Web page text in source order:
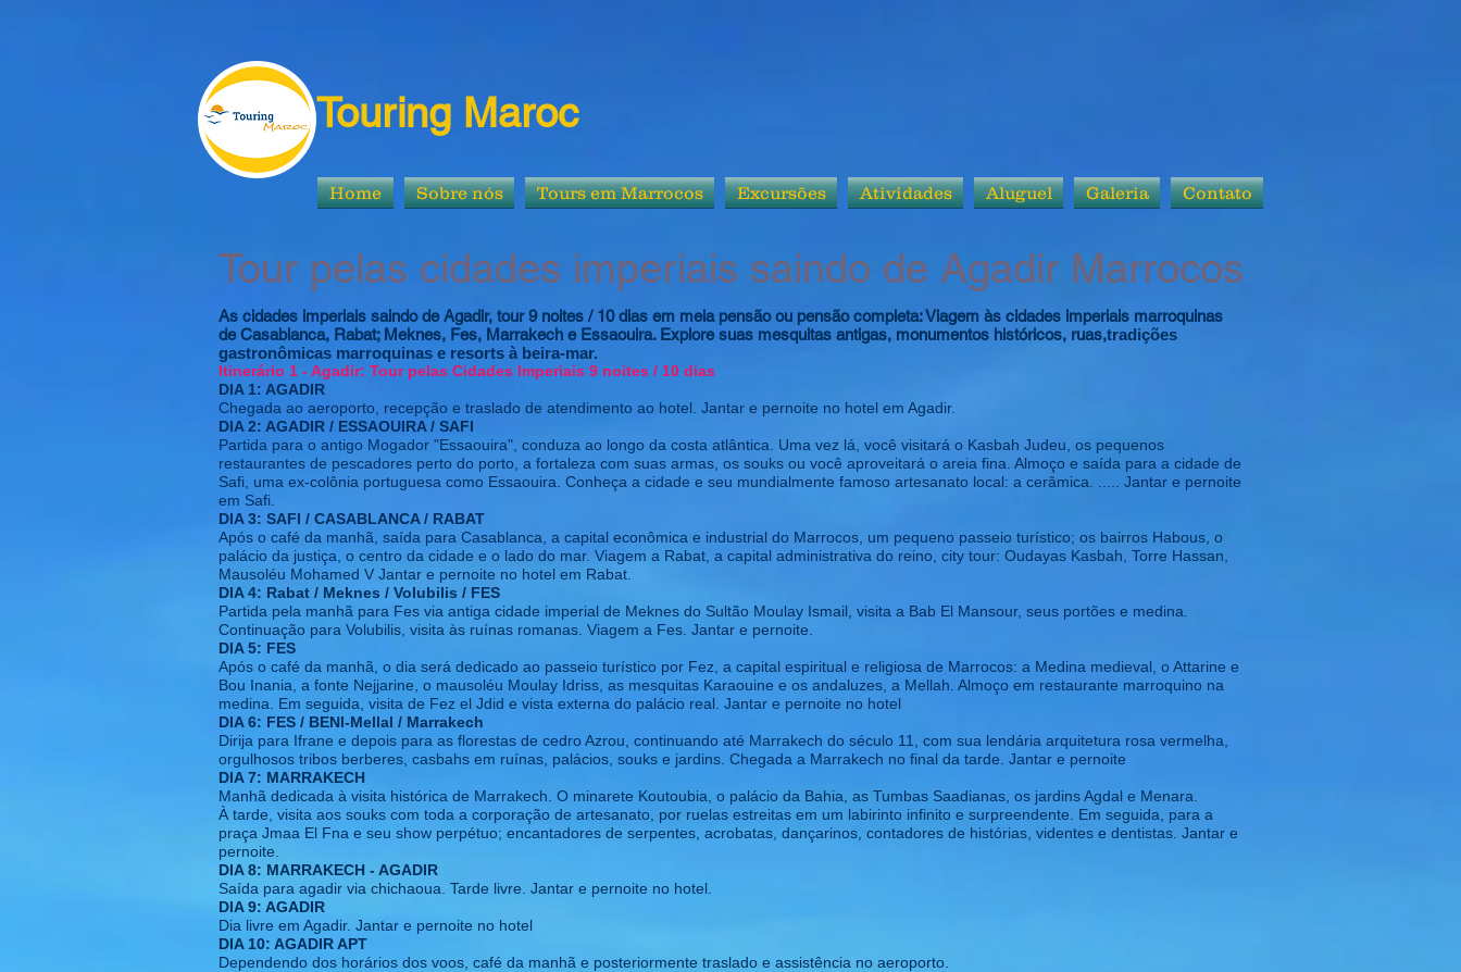
Touring Maroc
Home Sobre nós Tours em Marrocos Excursões Atividades Aluguel Galeria Contato
Tour pelas cidades imperiais saindo de Agadir Marrocos
As cidades imperiais saindo de Agadir, tour 9 noites / 10 dias em meia pensão ou pensão completa: Viagem às cidades imperiais marroquinas
de Casablanca, Rabat; Meknes, Fes, Marrakech e Essaouira. Explore suas mesquitas antigas, monumentos históricos, ruas,tradições
gastronômicas marroquinas e resorts à beira-mar.
Itinerário 1 - Agadir: Tour pelas Cidades Imperiais 9 noites / 10 dias
DIA 1: AGADIR
Chegada ao aeroporto, recepção e traslado de atendimento ao hotel. Jantar e pernoite no hotel em Agadir.
DIA 2: AGADIR / ESSAOUIRA / SAFI
Partida para o antigo Mogador "Essaouira", conduza ao longo da costa atlântica. Uma vez lá, você visitará o Kasbah Judeu, os pequenos
restaurantes de pescadores perto do porto, a fortaleza com suas armas, os souks ou você aproveitará o areia fina. Almoço e saída para a cidade de
Safi, uma ex-colônia portuguesa como Essaouira. Conheça a cidade e seu mundialmente famoso artesanato local: a cerâmica. ..... Jantar e pernoite
em Safi.
DIA 3: SAFI / CASABLANCA / RABAT
Após o café da manhã, saída para Casablanca, a capital econômica e industrial do Marrocos, um pequeno passeio turístico; os bairros Habous, o
palácio da justiça, o centro da cidade e o lado do mar. Viagem a Rabat, a capital administrativa do reino, city tour: Oudayas Kasbah, Torre Hassan,
Mausoléu Mohamed V Jantar e pernoite no hotel em Rabat.
DIA 4: Rabat / Meknes / Volubilis / FES
Partida pela manhã para Fes via antiga cidade imperial de Meknes do Sultão Moulay Ismail, visita a Bab El Mansour, seus portões e medina.
Continuação para Volubilis, visita às ruínas romanas. Viagem a Fes. Jantar e pernoite.
DIA 5: FES
Após o café da manhã, o dia será dedicado ao passeio turístico por Fez, a capital espiritual e religiosa de Marrocos: a Medina medieval, o Attarine e
Bou Inania, a fonte Nejjarine, o mausoléu Moulay Idriss, as mesquitas Karaouine e os andaluzes, a Mellah. Almoço em restaurante marroquino na
medina. Em seguida, visita de Fez el Jdid e vista externa do palácio real. Jantar e pernoite no hotel
DIA 6: FES / BENI-Mellal / Marrakech
Dirija para Ifrane e depois para as florestas de cedro Azrou, continuando até Marrakech do século 11, com sua lendária arquitetura rosa vermelha,
orgulhosos tribos berberes, casbahs em ruínas, palácios, souks e jardins. Chegada a Marrakech no final da tarde. Jantar e pernoite
DIA 7: MARRAKECH
Manhã dedicada à visita histórica de Marrakech. O minarete Koutoubia, o palácio da Bahia, as Tumbas Saadianas, os jardins Agdal e Menara.
À tarde, visita aos souks com toda a corporação de artesanato, por ruelas estreitas em um labirinto infinito e surpreendente. Em seguida, para a
praça Jmaa El Fna e seu show perpétuo; encantadores de serpentes, acrobatas, dançarinos, contadores de histórias, videntes e dentistas. Jantar e
pernoite.
DIA 8: MARRAKECH - AGADIR
Saída para agadir via chichaoua. Tarde livre. Jantar e pernoite no hotel.
DIA 9: AGADIR
Dia livre em Agadir. Jantar e pernoite no hotel
DIA 10: AGADIR APT
Dependendo dos horários dos voos, café da manhã e posteriormente traslado e assistência no aeroporto.